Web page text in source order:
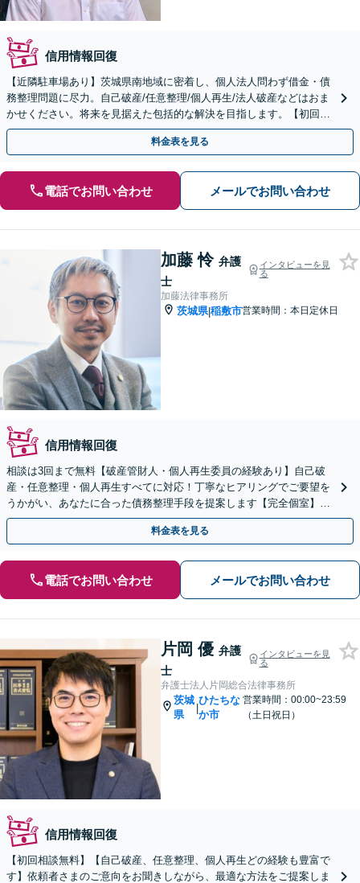
信用情報回復
【近隣駐車場あり】茨城県南地域に密着し、個人法人問わず借金・債
務整理問題に尽力。自己破産/任意整理/個人再生/法人破産などはおま
かせください。将来を見据えた包括的な解決を目指します。【初回面
談無料】【法テラス利用可】【休日・夜間対応可】
料金表を見る
電話でお問い合わせ メールでお問い合わせ
加藤 怜 弁護
士
インタビューを見
る
加藤法律事務所
茨城県|稲敷市営業時間：本日定休日
信用情報回復
相談は3回まで無料【破産管財人・個人再生委員の経験あり】自己破
産・任意整理・個人再生すべてに対応！丁寧なヒアリングでご要望を
うかがい、あなたに合った債務整理手段を提案します【完全個室】法
人・個人事業者の破産もご相談ください
料金表を見る
電話でお問い合わせ メールでお問い合わせ
片岡 優 弁護
士
インタビューを見
る
弁護士法人片岡総合法律事務所
茨城
県
|
ひたちな
か市
営業時間：00:00~23:59
（土日祝日）
信用情報回復
【初回相談無料】【自己破産、任意整理、個人再生どの経験も豊富で
す】依頼者さまのご意向をお聞きしながら、最適な方法をご提案しま